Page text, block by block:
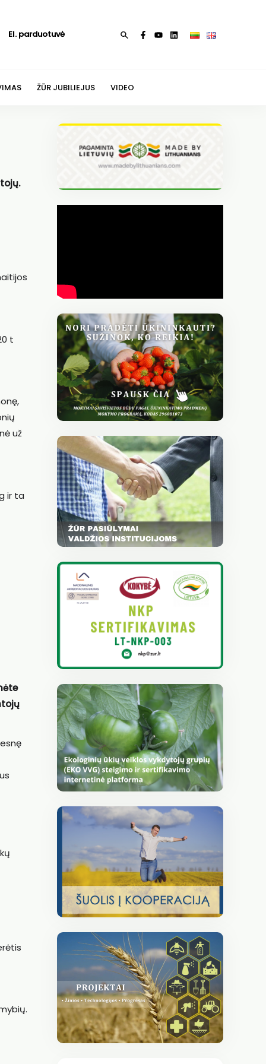
El. parduotuvė Paieška
ŽŪR JUBILIEJUS VIDEO
t
už
ir ta